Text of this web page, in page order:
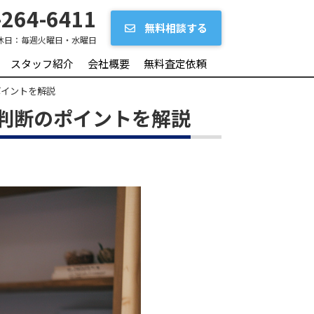
6411
日： 毎週火曜日・水曜日
無料相談する
スタッフ紹介 会社概要 無料査定依頼
ントを解説
断のポイントを解説